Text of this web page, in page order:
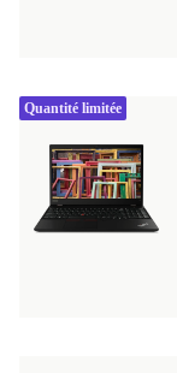
Quantité limitée